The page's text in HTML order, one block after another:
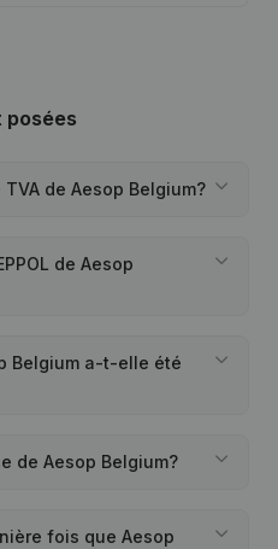
posées
de Aesop Belgium?
de Aesop
Belgium a-t-elle été
de Aesop Belgium?
fois que Aesop